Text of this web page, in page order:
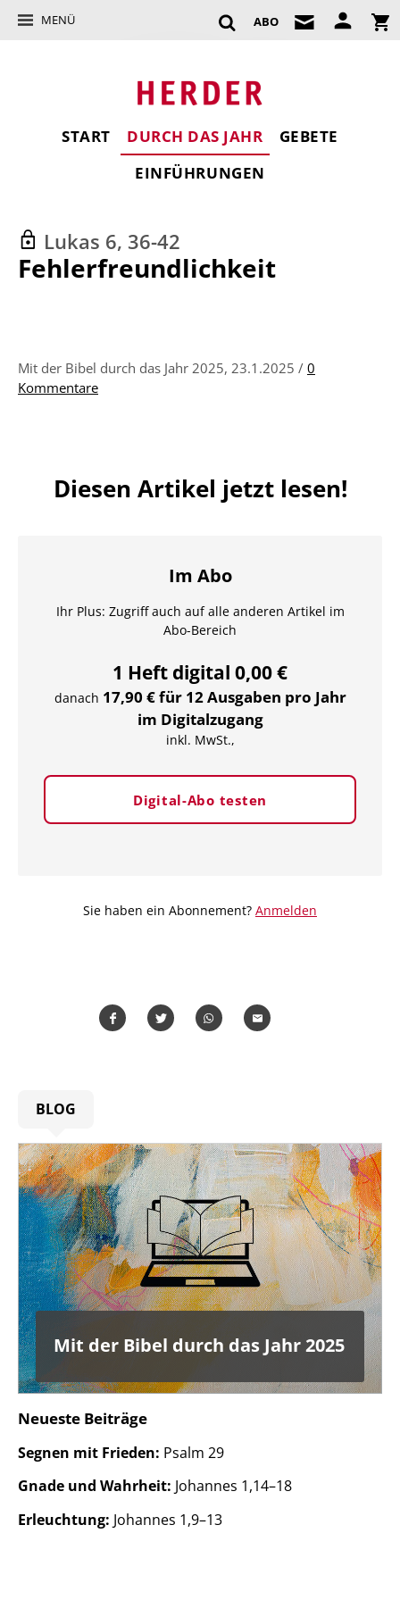
MENÜ ABO
START DURCH DAS JAHR
GEBETE
EINFÜHRUNGEN
Lukas 6, 36-42
:
Fehlerfreundlichkeit
Mit der Bibel durch das Jahr 2025, 23.1.2025 / 0
Kommentare
Diesen Artikel jetzt lesen!
Im Abo
Ihr Plus: Zugriff auch auf alle anderen Artikel im
Abo-Bereich
1 Heft digital 0,00 €
danach 17,90 € für 12 Ausgaben pro Jahr
im Digitalzugang
inkl. MwSt.,
Digital-Abo testen
Sie haben ein Abonnement? Anmelden
BLOG
Mit der Bibel durch das Jahr 2025
Neueste Beiträge
Segnen mit Frieden: Psalm 29
Gnade und Wahrheit: Johannes 1,14–18
Erleuchtung: Johannes 1,9–13